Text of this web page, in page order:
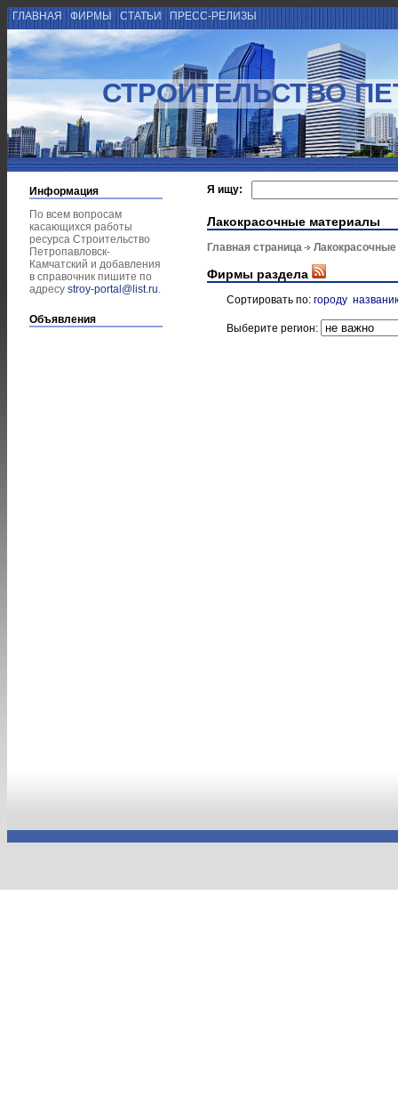
ГЛАВНАЯ ФИРМЫ СТАТЬИ ПРЕСС-РЕЛИЗЫ
СТРОИТЕЛЬСТВО
Информация
По всем вопросам
касающихся работы
ресурса Строительство
Петропавловск-
Камчатский и добавления
в справочник пишите по
адресу stroy-portal@list.ru.
Объявления
Я ищу:
Лакокрасочные материалы
Главная страница
Фирмы раздела
Сортировать по: городу
Выберите регион: